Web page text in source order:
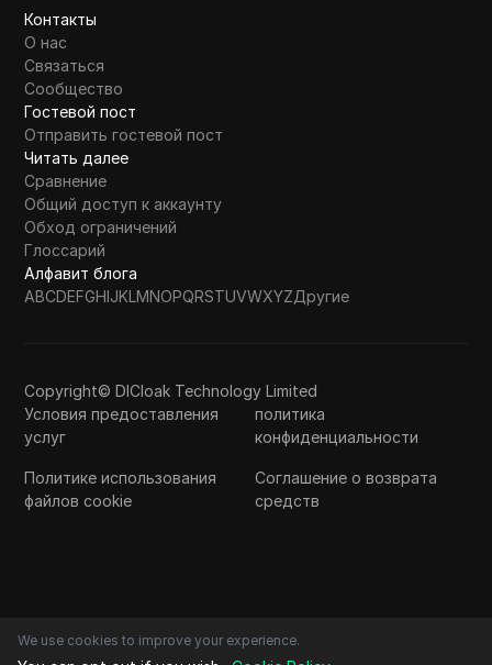
Контакты
О нас
Связаться
Сообщество
Гостевой пост
Отправить гостевой пост
Читать далее
Сравнение
Общий доступ к аккаунту
Обход ограничений
Глоссарий
Алфавит блога
ABCDEFGHIJKLMNOPQRSTUVWXYZДругие
Copyright© DICloak Technology Limited
Условия предоставления
услуг
политика
конфиденциальности
Политике использования
файлов cookie
Соглашение о возврата
средств
We use cookies to improve your experience.